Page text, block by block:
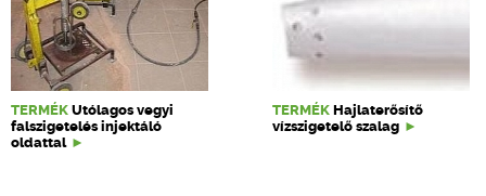
TERMÉK Utólagos vegyi
falszigetelés injektáló
oldattal
TERMÉK Hajlaterősítő
vízszigetelő szalag